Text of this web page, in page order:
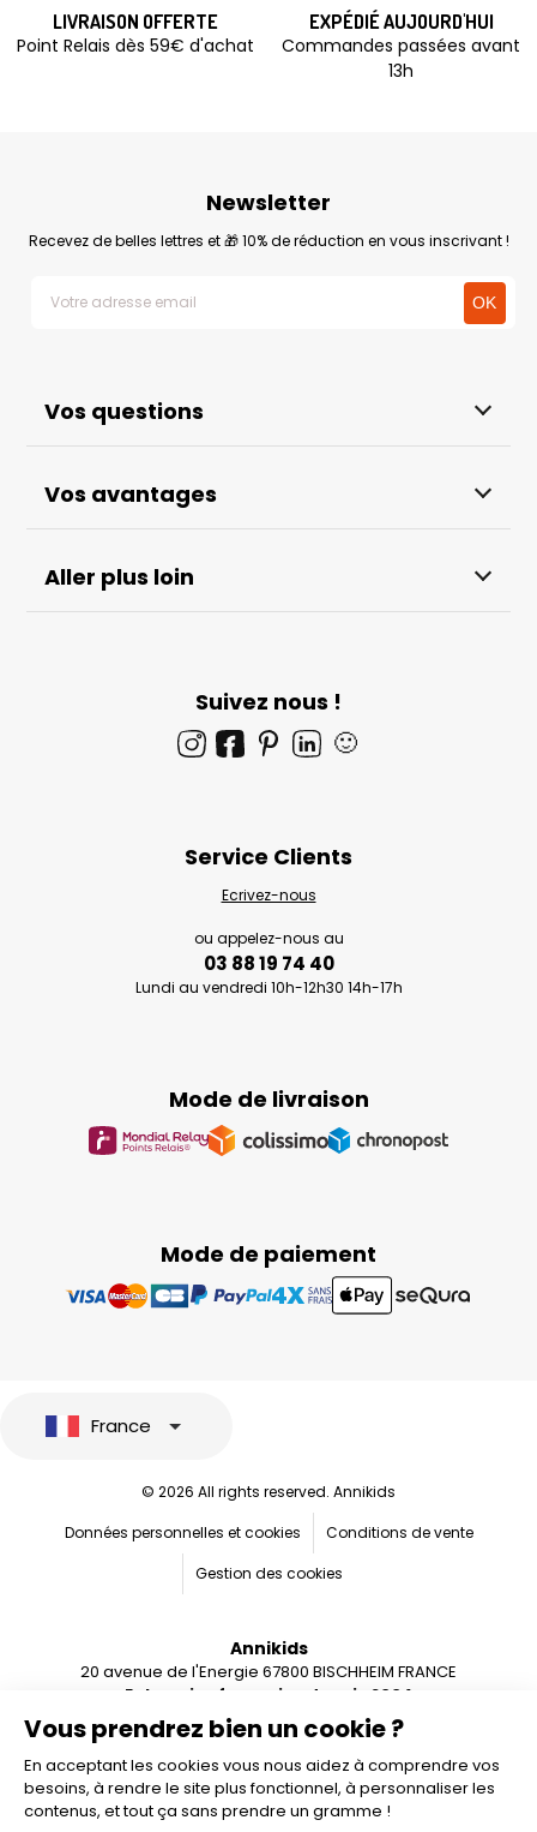
LIVRAISON OFFERTE
Point Relais dès 59€ d'achat
EXPÉDIÉ AUJOURD'HUI
Commandes passées avant
13h
Vos questions
Vos avantages
Aller plus loin
Newsletter
Recevez de belles lettres et 🎁 10% de réduction en vous inscrivant !
Suivez nous !
🙂
Mode de paiement
Mode de livraison
Service Clients
Ecrivez-nous
ou appelez-nous au
03 88 19 74 40
Lundi au vendredi 10h-12h30 14h-17h
Vous prendrez bien un cookie ?
En acceptant les cookies vous nous aidez à comprendre vos
besoins, à rendre le site plus fonctionnel, à personnaliser les
contenus, et tout ça sans prendre un gramme !
France
© 2026 All rights reserved. Annikids
Données personnelles et cookies
Conditions de vente
Gestion des cookies
Annikids
20 avenue de l'Energie 67800 BISCHHEIM FRANCE
Entreprise française depuis 2004